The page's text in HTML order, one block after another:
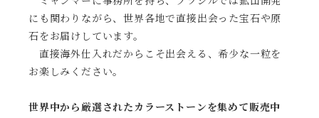
にも関わりながら、世界各地で直接出会った宝石や原
石をお届けしています。
直接海外仕入れだからこそ出会える、希少な一粒を
お楽しみください。
世界中から厳選されたカラーストーンを集めて販売中